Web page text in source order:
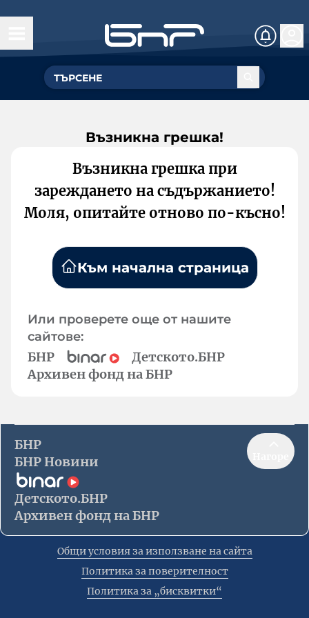
Възникна грешка!
Възникна грешка при
зареждането на съдържанието!
Моля, опитайте отново по-късно!
Към начална страница
Или проверете още от нашите
сайтове:
БНР
Детското.БНР
Архивен фонд на БНР
БНР
БНР Новини
Детското.БНР
Архивен фонд на БНР
Общи условия за използване на сайта
Политика за поверителност
Политика за „бисквитки“